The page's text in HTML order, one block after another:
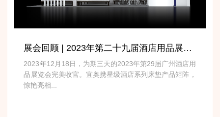
展会回顾 | 2023年第二十九届酒店用品展，完美收官！
2023年12月18日，为期三天的2023年第29届广州酒店用
品展览会完美收官。宜奥携星级酒店系列床垫产品矩阵，
惊艳亮相...